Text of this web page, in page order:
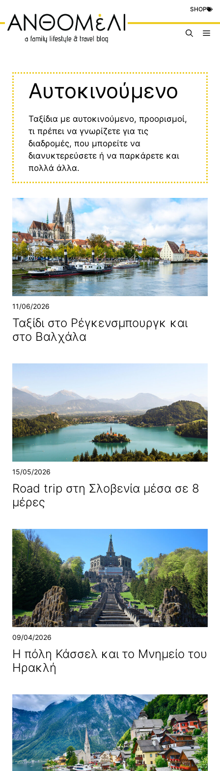
περιεχόμενο
SHOP
Αυτοκινούμενο
Ταξίδια με αυτοκινούμενο, προορισμοί,
τι πρέπει να γνωρίζετε για τις
διαδρομές, που μπορείτε να
διανυκτερεύσετε ή να παρκάρετε και
πολλά άλλα.
11/06/2026
Ταξίδι στο Ρέγκενσμπουργκ και
στο Βαλχάλα
15/05/2026
Road trip στη Σλοβενία μέσα σε 8
μέρες
09/04/2026
Η πόλη Κάσσελ και το Μνημείο του
Ηρακλή